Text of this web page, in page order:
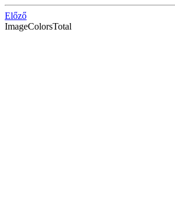
Előző
ImageColorsTotal